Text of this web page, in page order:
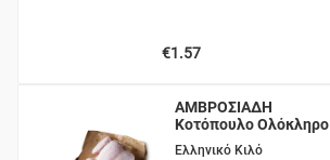
€1.57
ΑΜΒΡΟΣΙΑΔΗ
Κοτόπουλο Ολόκληρο
65%
Ελληνικό Κιλό